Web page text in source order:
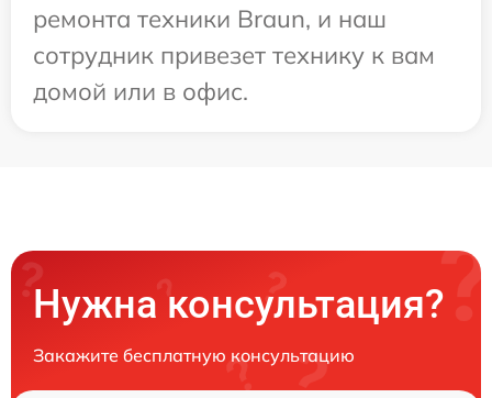
ремонта техники Braun, и наш
сотрудник привезет технику к вам
домой или в офис.
Нужна консультация?
Закажите бесплатную консультацию